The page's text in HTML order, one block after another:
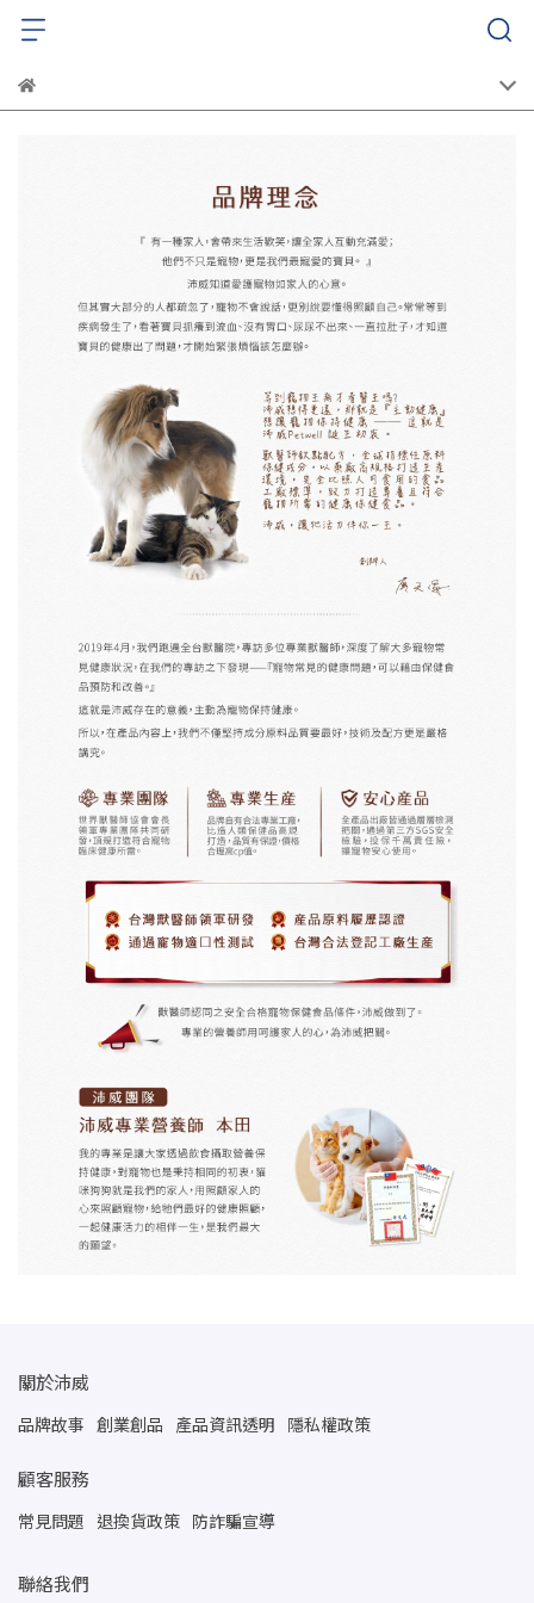
關於沛威
品牌故事 創業創品 產品資訊透明 隱私權政策
顧客服務
常見問題 退換貨政策 防詐騙宣導
聯絡我們